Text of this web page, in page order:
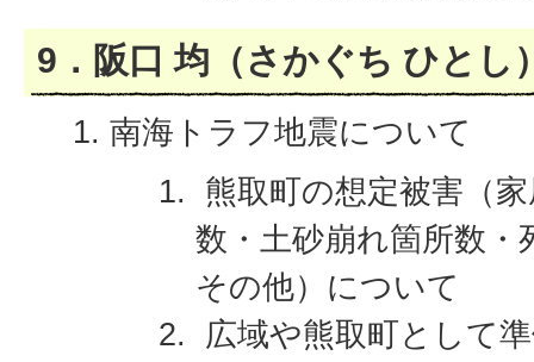
9．阪口 均（さかぐち ひとし
南海トラフ地震について
熊取町の想定被害（
数・土砂崩れ箇所数・
その他）について
広域や熊取町として